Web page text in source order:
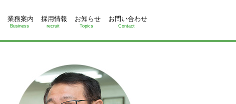
業務案内
Business
採用情報
recruit
お知らせ
Topics
お問い合わせ
Contact